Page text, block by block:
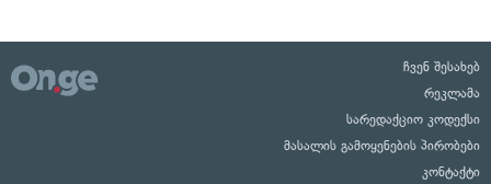
ჩვენ შესახებ
რეკლამა
სარედაქციო კოდექსი
მასალის გამოყენების პირობები
კონტაქტი